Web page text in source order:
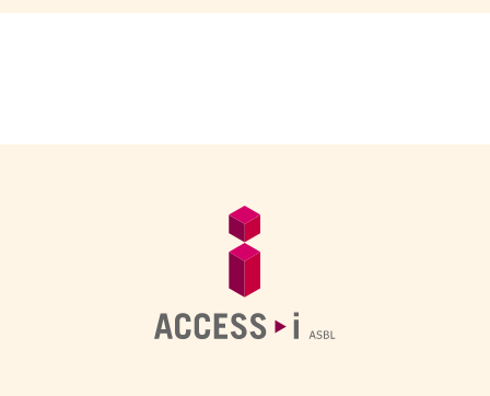
Informations générales